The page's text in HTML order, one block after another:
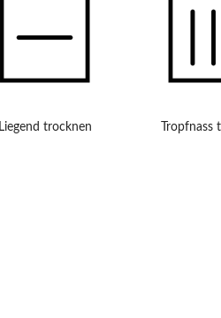
Liegend trocknen Tropfnass